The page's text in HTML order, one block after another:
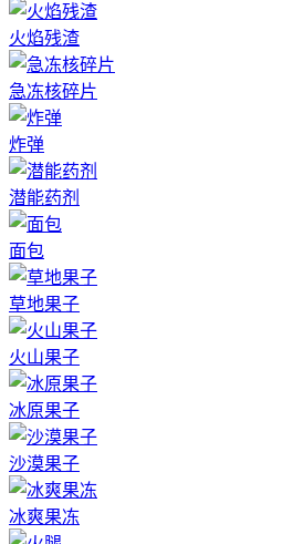
火焰残渣
急冻核碎片
炸弹
潜能药剂
面包
草地果子
火山果子
冰原果子
沙漠果子
冰爽果冻